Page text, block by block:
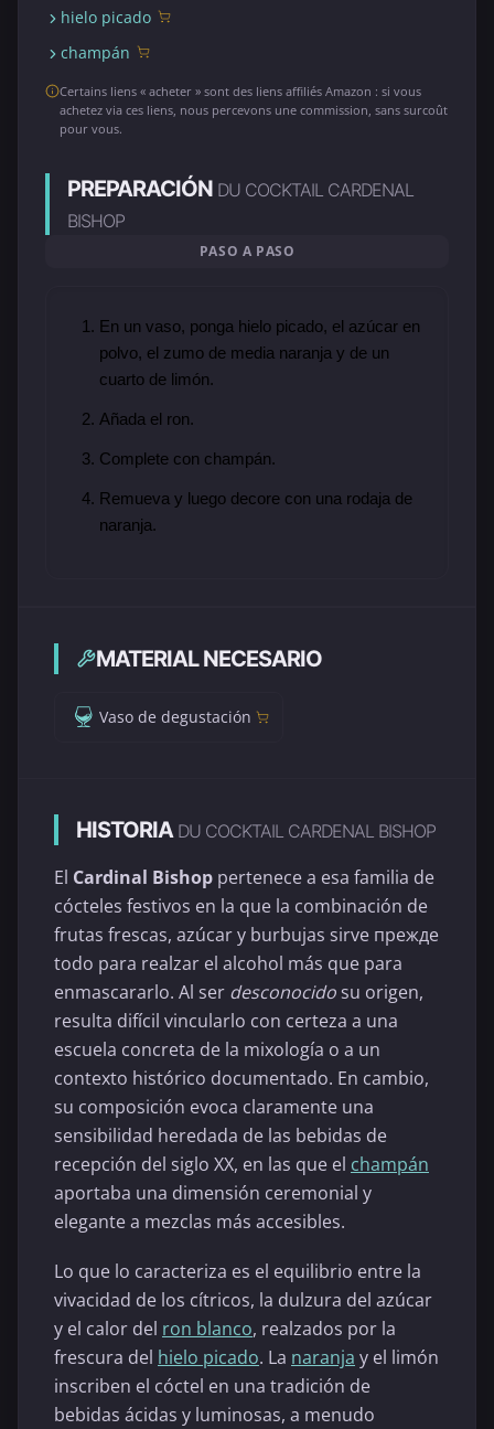
hielo picado
champán
Certains liens « acheter » sont des liens affiliés Amazon : si vous
achetez via ces liens, nous percevons une commission, sans surcoût
pour vous.
PREPARACIÓN DU COCKTAIL CARDENAL
BISHOP
PASO A PASO
En un vaso, ponga hielo picado, el azúcar en
polvo, el zumo de media naranja y de un
cuarto de limón.
Añada el ron.
Complete con champán.
Remueva y luego decore con una rodaja de
naranja.
MATERIAL NECESARIO
Vaso de degustación
HISTORIA DU COCKTAIL CARDENAL BISHOP
El Cardinal Bishop pertenece a esa familia de
cócteles festivos en la que la combinación de
frutas frescas, azúcar y burbujas sirve прежде
todo para realzar el alcohol más que para
enmascararlo. Al ser desconocido su origen,
resulta difícil vincularlo con certeza a una
escuela concreta de la mixología o a un
contexto histórico documentado. En cambio,
su composición evoca claramente una
sensibilidad heredada de las bebidas de
recepción del siglo XX, en las que el champán
aportaba una dimensión ceremonial y
elegante a mezclas más accesibles.
Lo que lo caracteriza es el equilibrio entre la
vivacidad de los cítricos, la dulzura del azúcar
y el calor del ron blanco, realzados por la
frescura del hielo picado. La naranja y el limón
inscriben el cóctel en una tradición de
bebidas ácidas y luminosas, a menudo